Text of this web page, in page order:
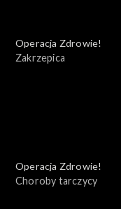
Operacja Zdrowie!
Zakrzepica
Operacja Zdrowie!
Choroby tarczycy